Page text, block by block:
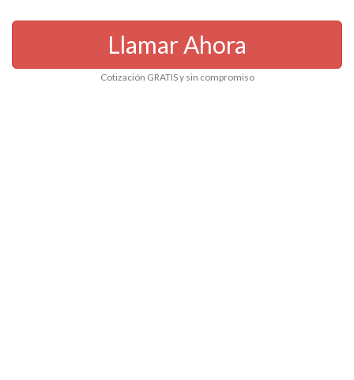
Llamar Ahora
Cotización GRATIS y sin compromiso